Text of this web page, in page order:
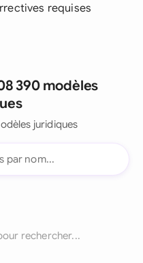
requises
390 modèles
juridiques
rechercher...